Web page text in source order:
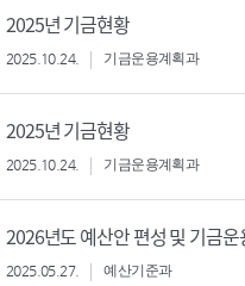
2025년 기금현황
2025.10.24. 기금운용계획과
2025년 기금현황
2025.10.24. 기금운용계획과
2026년도 예산안 편성 및 기금
2025.05.27. 예산기준과